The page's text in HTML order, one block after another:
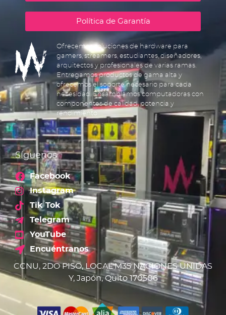
Política de Garantía
Ofrecemos soluciones de hardware para
gamers, streamers, estudiantes, diseñadores,
arquitectos y profesionales de varias ramas.
Entregamos productos de gama alta y
ofrecemos el soporte necesario para cada
necesidad. Ensamblamos computadoras con
componentes de calidad, potencia y
rendimiento.
Síguenos
Facebook
Instagram
Tik Tok
Telegram
YouTube
Encuéntranos
CCNU, 2DO PISO, LOCAL M35 NACIONES UNIDAS
Y, Japón, Quito 170506